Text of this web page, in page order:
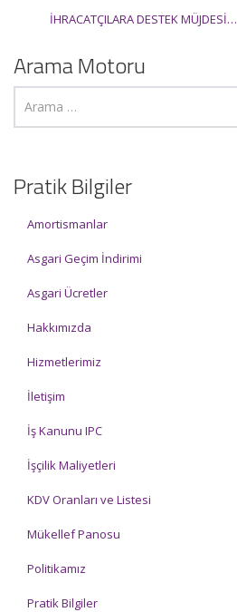
İHRACATÇILARA DESTEK MÜJDESİ…
Arama Motoru
Pratik Bilgiler
Amortismanlar
Asgari Geçim İndirimi
Asgari Ücretler
Hakkımızda
Hizmetlerimiz
İletişim
İş Kanunu IPC
İşçilik Maliyetleri
KDV Oranları ve Listesi
Mükellef Panosu
Politikamız
Pratik Bilgiler